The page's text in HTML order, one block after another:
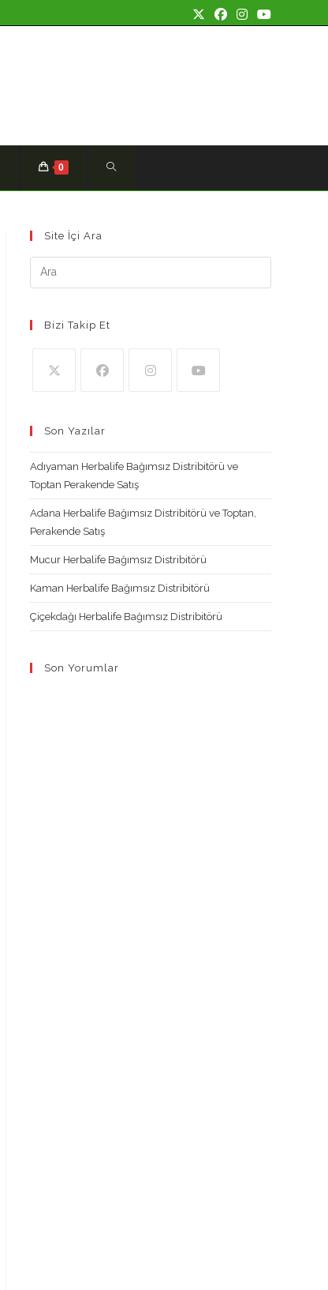
0 TOGGLE
SEARCH
Site İçi Ara
Bizi Takip Et
a
new
tab
new
tab
new
tab
new
Son Yazılar
Adıyaman Herbalife Bağımsız Distribitörü ve
Toptan Perakende Satış
Adana Herbalife Bağımsız Distribitörü ve Toptan,
Perakende Satış
Mucur Herbalife Bağımsız Distribitörü
Kaman Herbalife Bağımsız Distribitörü
Çiçekdağı Herbalife Bağımsız Distribitörü
Son Yorumlar